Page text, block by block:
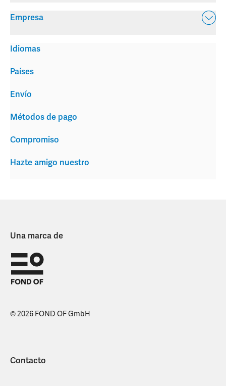
Empresa
Envío
Métodos de pago
Compromiso
Hazte amigo nuestro
Idiomas
Países
Una marca de
© 2026 FOND OF GmbH
Contacto